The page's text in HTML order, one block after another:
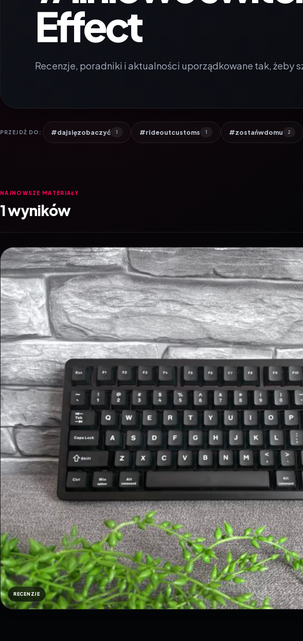
Effect
Recenzje, poradniki i aktualności uporządkowane tak, żeby
PRZEJDŹ DO: #dajsięzobaczyć 1 #rideoutcustoms 1 #zostańwdomu 2
NAJNOWSZE MATERIAŁY
1 wyników
RECENZJE